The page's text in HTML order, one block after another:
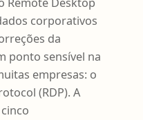
Remote Desktop
corporativos
da
ponto sensível na
empresas: o
(RDP). A